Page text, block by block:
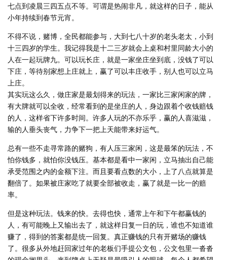
七点到凌晨三四五点不等。可谓是热闹非凡，就这样的日子，能从
小年持续到春节元宵。
不得不说，赌博，全民都能参与，大到七八十岁的老头老太，小到
十三四岁的学生。我记得我是十二三岁就会上桌和村里同龄大小的
人在一起玩牌九。可以玩长庄，就是一家坐庄坐到底，没钱了可以
下庄，等待别家想上庄就上，赢了可以丰庄收手，别人也可以立马
上庄。
其实玩这么久，做庄家是最划得来的玩法，一家比三家闲家的牌，
有大牌就可以全收，经常看到的是坐庄的人，身边跟着个收钱赔钱
的人，这样省下许多时间。许多人玩的不亦乐乎，赢的人喜滋滋，
输的人垂头丧气，力争下一把上天能带来好运气。
总有一些不走寻常路的赌狗，有人压三家闲，这是最笨的玩法，不
怕你钱多，就怕你没钱压。基本都是看中一家闲，立马抽出自己能
承受范围之内的金额下注。而且要看点数的大小，上了八点就算是
翻倍了。如果被庄家吃了就要全部被收走，赢了就是一比一的赔
率。
但是这种玩法。钱来的快。去得也快，通常上午和下午都赢钱的
人，有可能晚上又输出去了，就这样日复一日的玩，谁也不知道谁
赚了，得到的答案都是统一回复。真正赚钱的只有开赌场的赚钱
了。很多从外地赶回家过年的老板们手提公文包，公文包里一沓沓